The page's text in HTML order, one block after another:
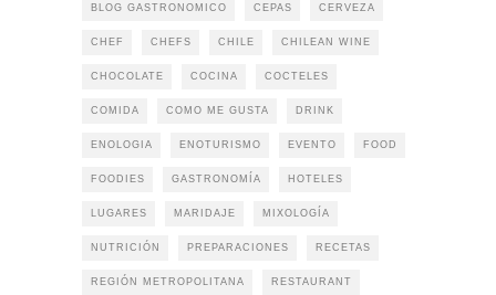
BLOG GASTRONOMICO CEPAS CERVEZA
CHEF CHEFS CHILE CHILEAN WINE
CHOCOLATE COCINA COCTELES
COMIDA COMO ME GUSTA DRINK
ENOLOGIA ENOTURISMO EVENTO FOOD
FOODIES GASTRONOMÍA HOTELES
LUGARES MARIDAJE MIXOLOGÍA
NUTRICIÓN PREPARACIONES RECETAS
REGIÓN METROPOLITANA RESTAURANT